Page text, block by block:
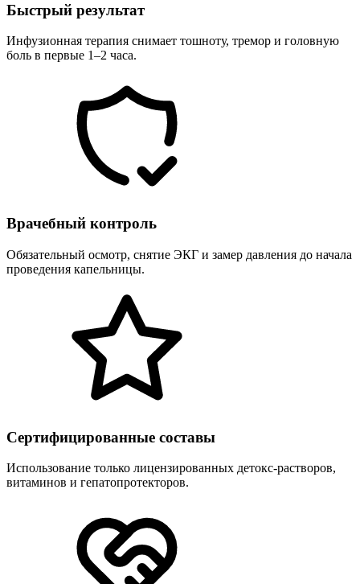
Быстрый результат
Инфузионная терапия снимает тошноту, тремор и головную
боль в первые 1–2 часа.
Врачебный контроль
Обязательный осмотр, снятие ЭКГ и замер давления до начала
проведения капельницы.
Сертифицированные составы
Использование только лицензированных детокс-растворов,
витаминов и гепатопротекторов.